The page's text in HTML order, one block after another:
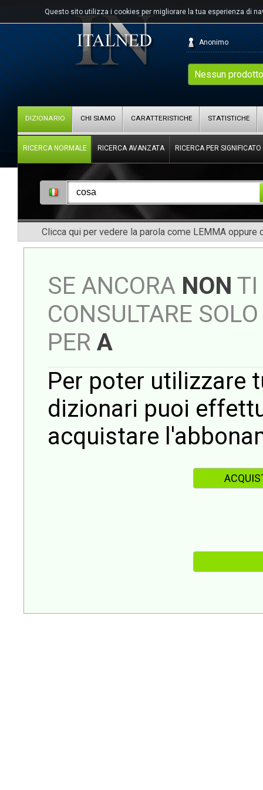
Questo sito utilizza i cookies per migliorare la tua esperienza di
Nessun
Anonimo
DIZIONARIO CHI SIAMO CARATTERISTICHE STATISTICHE
RICERCA NORMALE RICERCA AVANZATA RICERCA PER SIGNIFICATO
Clicca qui per vedere la parola come LEMMA oppure
SE ANCORA NON TI
CONSULTARE
PER A
Per poter utilizzare
dizionari puoi
acquistare